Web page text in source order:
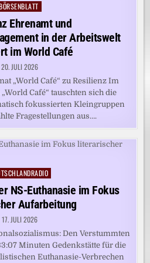
Ehrenamt und
in der Arbeitswelt
im World Café
20. JULI 2026
„World Café“ zu Resilienz Im
Café“ tauschten sich die
fokussierten Kleingruppen
Fragestellungen aus….
NS-Euthanasie im Fokus
Aufarbeitung
17. JULI 2026
Den Verstummten
Minuten Gedenkstätte für die
Euthanasie-Verbrechen